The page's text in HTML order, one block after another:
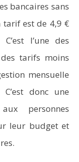
bancaires sans
tarif est de 4,9 €
l’une des
tarifs moins
mensuelle
donc une
personnes
leur budget et